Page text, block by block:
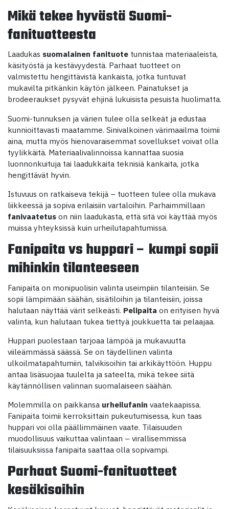
Mikä tekee hyvästä Suomi-
fanituotteesta
Laadukas suomalainen fanituote tunnistaa materiaaleista,
käsityöstä ja kestävyydestä. Parhaat tuotteet on
valmistettu hengittävistä kankaista, jotka tuntuvat
mukavilta pitkänkin käytön jälkeen. Painatukset ja
brodeeraukset pysyvät ehjinä lukuisista pesuista huolimatta.
Suomi-tunnuksen ja värien tulee olla selkeät ja edustaa
kunnioittavasti maatamme. Sinivalkoinen värimaailma toimii
aina, mutta myös hienovaraisemmat sovellukset voivat olla
tyylikkäitä. Materiaalivalinnoissa kannattaa suosia
luonnonkuituja tai laadukkaita teknisiä kankaita, jotka
hengittävät hyvin.
Istuvuus on ratkaiseva tekijä – tuotteen tulee olla mukava
liikkeessä ja sopiva erilaisiin vartaloihin. Parhaimmillaan
fanivaatetus on niin laadukasta, että sitä voi käyttää myös
muissa yhteyksissä kuin urheilutapahtumissa.
Fanipaita vs huppari – kumpi sopii
mihinkin tilanteeseen
Fanipaita on monipuolisin valinta useimpiin tilanteisiin. Se
sopii lämpimään säähän, sisätiloihin ja tilanteisiin, joissa
halutaan näyttää värit selkeästi. Pelipaita on erityisen hyvä
valinta, kun halutaan tukea tiettyä joukkuetta tai pelaajaa.
Huppari puolestaan tarjoaa lämpöä ja mukavuutta
viileämmässä säässä. Se on täydellinen valinta
ulkoilmatapahtumiin, talvikisoihin tai arkikäyttöön. Huppu
antaa lisäsuojaa tuulelta ja sateelta, mikä tekee siitä
käytännöllisen valinnan suomalaiseen säähän.
Molemmilla on paikkansa urheilufanin vaatekaapissa.
Fanipaita toimii kerroksittain pukeutumisessa, kun taas
huppari voi olla päällimmäinen vaate. Tilaisuuden
muodollisuus vaikuttaa valintaan – virallisemmissa
tilaisuuksissa fanipaita saattaa olla sopivampi.
Parhaat Suomi-fanituotteet
kesäkisoihin